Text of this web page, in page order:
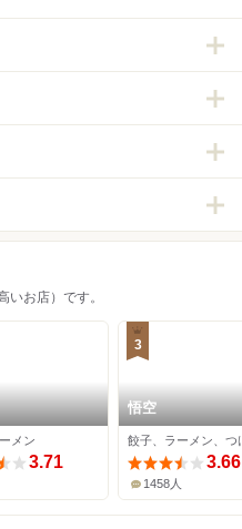
いお店）です。
メン
3.71
3
悟空
餃子、ラーメン、つ
3.66
1458人